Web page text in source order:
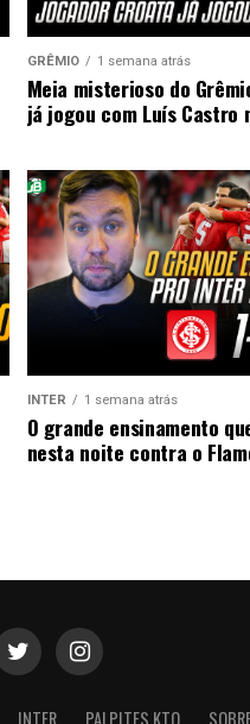
GRÊMIO 1 semana atrás
Meia misterioso do
já jogou com Luís Castro
INTER 1 semana atrás
O grande ensinamento
nesta noite contra o
INTER PALPITES KTO